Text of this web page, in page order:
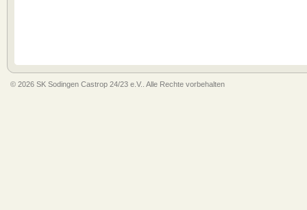
© 2026 SK Sodingen Castrop 24/23 e.V.. Alle Rechte vorbehalten